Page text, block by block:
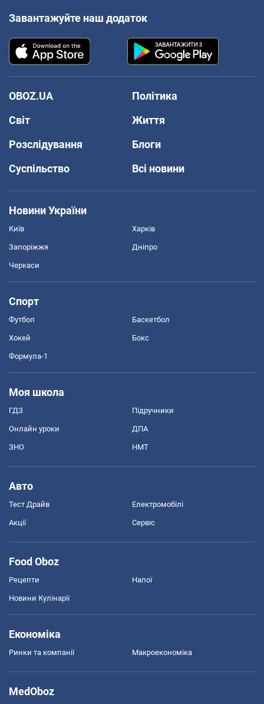
Завантажуйте наш додаток
OBOZ.UA
Політика
Світ
Життя
Розслідування
Блоги
Суспільство
Всі новини
Новини України
Київ Харків
Запоріжжя Дніпро
Черкаси
Спорт
Футбол Баскетбол
Хокей Бокс
Формула-1
Моя школа
ГДЗ Підручники
Онлайн уроки ДПА
ЗНО НМТ
Авто
Тест Драйв Електромобілі
Акції Сервіс
Food Oboz
Рецепти Напої
Новини Кулінарії
Економіка
Ринки та компанії Макроекономіка
MedOboz